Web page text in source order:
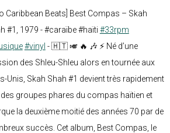
Caribbean Beats] Best Compas – Skah
#1, 1979 - #caraïbe #haïti #33rpm
#vinyl - 🇭🇹 🎺 🔥 🎶 ⚡ Né d’une
des Shleu-Shleu alors en tournée aux
Unis, Skah Shah #1 devient très rapidement
des groupes phares du compas haïtien et
la deuxième moitié des années 70 par de
succès. Cet album, Best Compas, le